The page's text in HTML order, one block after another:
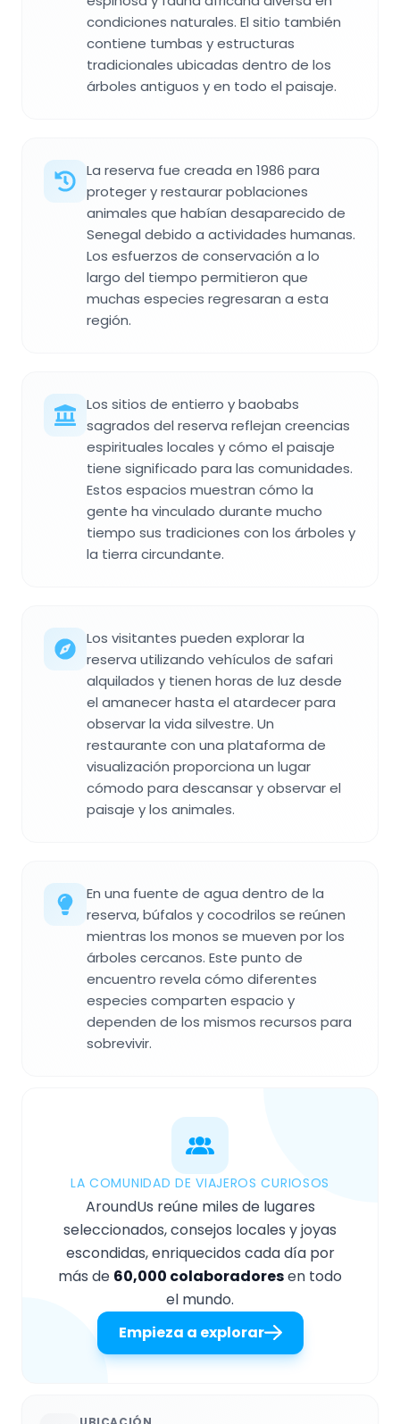
condiciones naturales. El sitio también
contiene tumbas y estructuras
tradicionales ubicadas dentro de los
árboles antiguos y en todo el paisaje.
La reserva fue creada en 1986 para
proteger y restaurar poblaciones
animales que habían desaparecido de
Senegal debido a actividades humanas.
Los esfuerzos de conservación a lo
largo del tiempo permitieron que
muchas especies regresaran a esta
región.
Los sitios de entierro y baobabs
sagrados del reserva reflejan creencias
espirituales locales y cómo el paisaje
tiene significado para las comunidades.
Estos espacios muestran cómo la
gente ha vinculado durante mucho
tiempo sus tradiciones con los árboles y
la tierra circundante.
Los visitantes pueden explorar la
reserva utilizando vehículos de safari
alquilados y tienen horas de luz desde
el amanecer hasta el atardecer para
observar la vida silvestre. Un
restaurante con una plataforma de
visualización proporciona un lugar
cómodo para descansar y observar el
paisaje y los animales.
En una fuente de agua dentro de la
reserva, búfalos y cocodrilos se reúnen
mientras los monos se mueven por los
árboles cercanos. Este punto de
encuentro revela cómo diferentes
especies comparten espacio y
dependen de los mismos recursos para
sobrevivir.
LA COMUNIDAD DE VIAJEROS CURIOSOS
AroundUs reúne miles de lugares
seleccionados, consejos locales y joyas
escondidas, enriquecidos cada día por
más de 60,000 colaboradoresen todo
el mundo.
Empieza a explorar